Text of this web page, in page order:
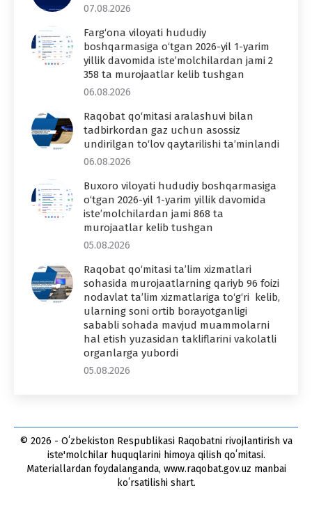
07.08.2026
Farg‘ona viloyati hududiy
boshqarmasiga o‘tgan 2026-yil 1-yarim
yillik davomida iste’molchilardan jami 2
358 ta murojaatlar kelib tushgan
06.08.2026
Raqobat qo‘mitasi aralashuvi bilan
tadbirkordan gaz uchun asossiz
undirilgan to‘lov qaytarilishi ta’minlandi
06.08.2026
Buxoro viloyati hududiy boshqarmasiga
o‘tgan 2026-yil 1-yarim yillik davomida
iste’molchilardan jami 868 ta
murojaatlar kelib tushgan
05.08.2026
Raqobat qo‘mitasi ta’lim xizmatlari
sohasida murojaatlarning qariyb 96 foizi
nodavlat ta’lim xizmatlariga to‘g‘ri kelib,
ularning soni ortib borayotganligi
sababli sohada mavjud muammolarni
hal etish yuzasidan takliflarini vakolatli
organlarga yubordi
05.08.2026
© 2026 - Oʻzbekiston Respublikasi Raqobatni rivojlantirish va
iste'molchilar huquqlarini himoya qilish qoʻmitasi.
Materiallardan foydalanganda, www.raqobat.gov.uz manbai
koʻrsatilishi shart.